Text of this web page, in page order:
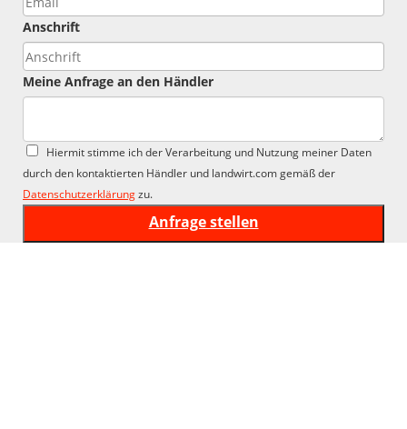
Anschrift
Meine Anfrage an den Händler
Hiermit stimme ich der Verarbeitung und Nutzung meiner Daten
durch den kontaktierten Händler und landwirt.com gemäß der
Datenschutzerklärungzu.